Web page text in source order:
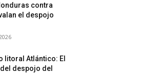
contra
el despojo
litoral Atlántico: El
despojo del